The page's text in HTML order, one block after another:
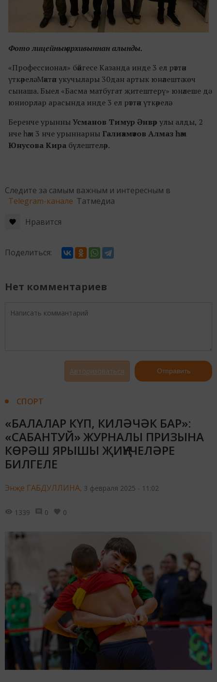
Фото лицейның архивыннан алынды.
«Профессионал» бәйгесе Казанда инде 3 ел рәттән
үткәрелә. Мәктәп укучылары 30дан артык юнәлештә көч
сынаша. Быел «Басма матбугат җитештерү» юнәлеше дә
юниорлар арасында инде 3 ел рәттән үткәрелә.
Беренче урынны Усманов Тимур Әнвәр улы алды, 2
нче һәм 3 нче урыннарны Галиәхмәтов Алмаз һәм
Юнусова Кира бүлештеләр.
Следите за самым важным и интересным в
Telegram-канале Татмедиа
Нравится
Поделиться:
Нет комментариев
Авторизоваться Отправить
СПОРТ
«БАЛАЛАР КҮП, КИЛӘЧӘК БАР»:
«САБАНТУЙ» ЖУРНАЛЫ ПРИЗЫНА
КӨРӘШ ЯРЫШЫ ҖИҢҮЧЕЛӘРЕ
БИЛГЕЛЕ
Энҗе ГАБДУЛЛИНА, 3 февраля 2025 - 11:02
1339 0 0